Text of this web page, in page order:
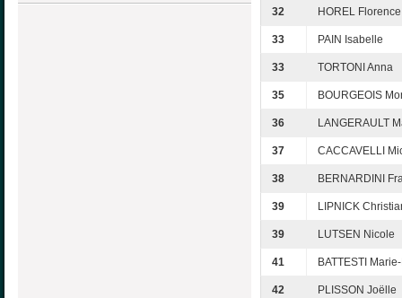
32 HOREL Florence
33 PAIN Isabelle
33 TORTONI Anna
35 BOURGEOIS
36 LANGERAULT
37 CACCAVELLI
38 BERNARDINI
39 LIPNICK
39 LUTSEN Nicole
41 BATTESTI
42 PLISSON Joëlle